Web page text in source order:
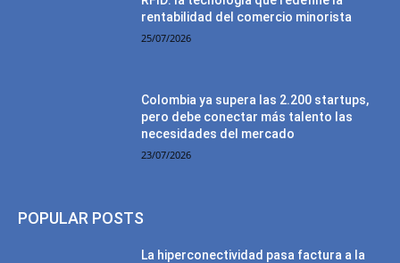
rentabilidad del comercio minorista
25/07/2026
Colombia ya supera las 2.200 startups,
pero debe conectar más talento las
necesidades del mercado
23/07/2026
POPULAR POSTS
La hiperconectividad pasa factura a la